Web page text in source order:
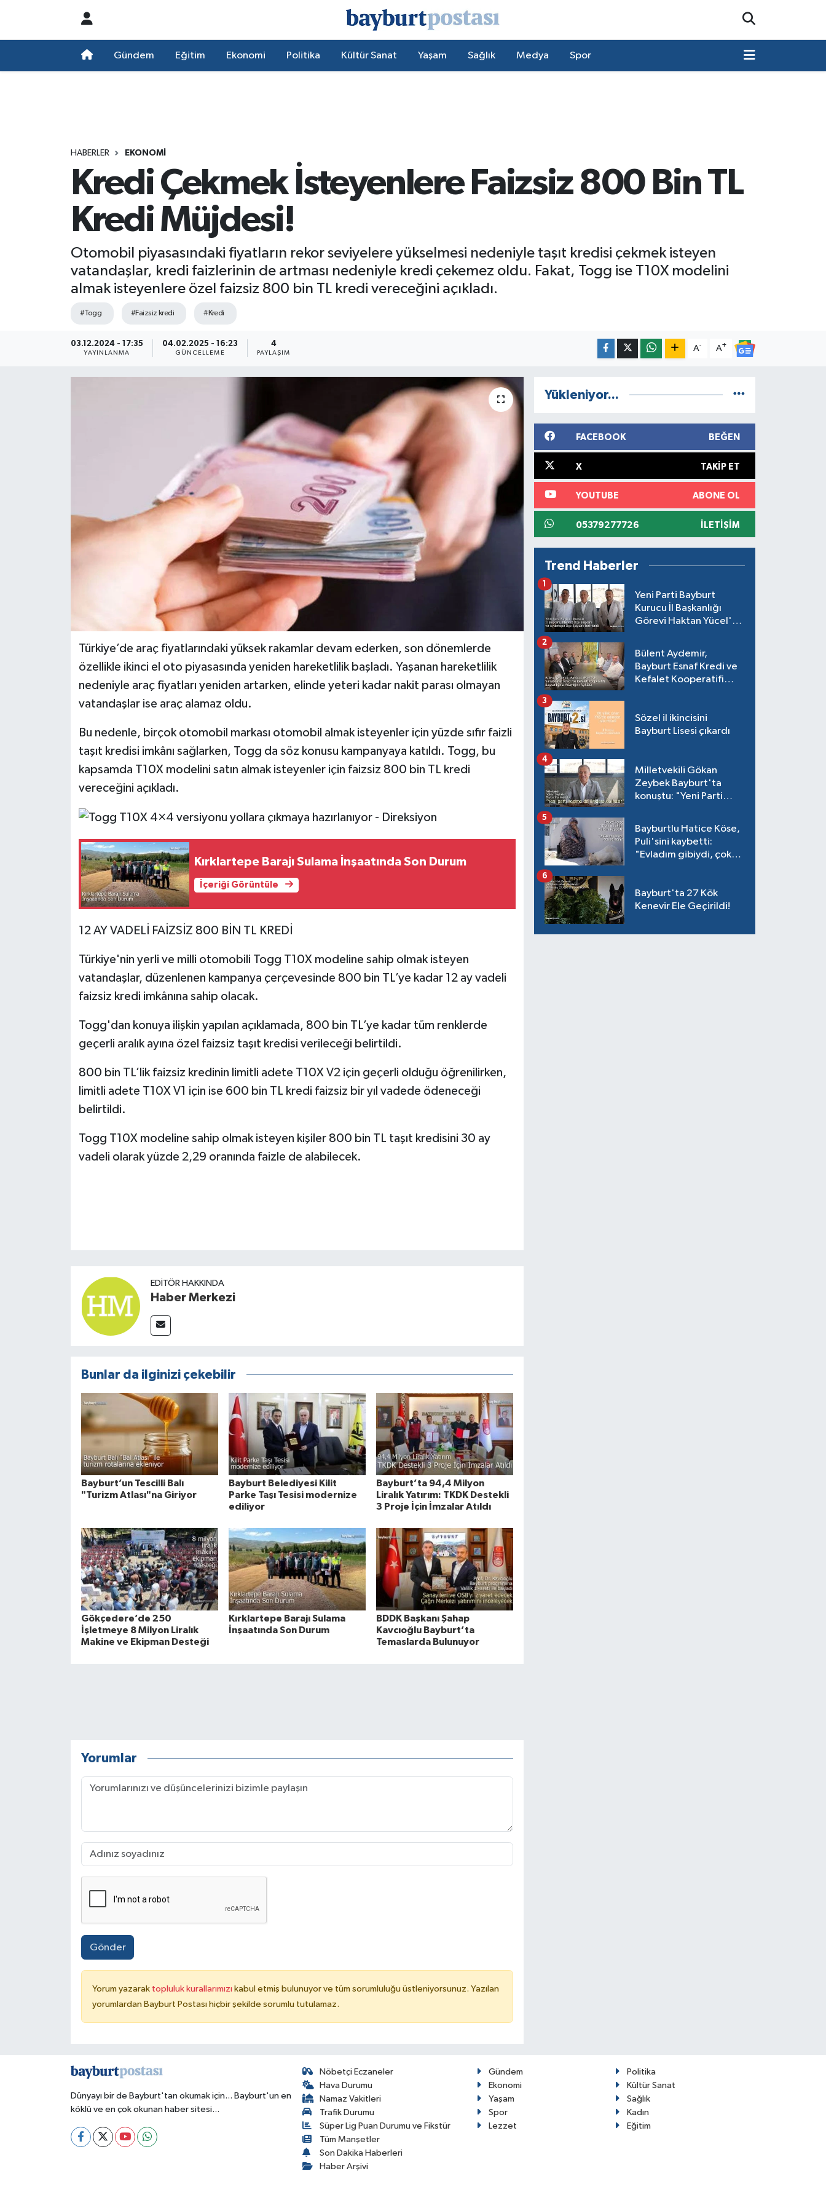
Gündem Eğitim Ekonomi Politika Kültür Sanat Yaşam Sağlık Medya Spor
HABERLER EKONOMI
Kredi Çekmek İsteyenlere Faizsiz 800 Bin TL
Kredi Müjdesi!
Otomobil piyasasındaki fiyatların rekor seviyelere yükselmesi nedeniyle taşıt kredisi çekmek isteyen
vatandaşlar, kredi faizlerinin de artması nedeniyle kredi çekemez oldu. Fakat, Togg ise T10X modelini
almak isteyenlere özel faizsiz 800 bin TL kredi vereceğini açıkladı.
#Togg #Faizsiz kredi #Kredi
03.12.2024 - 17:35
YAYINLANMA
04.02.2025 - 16:23
GÜNCELLEME
4
PAYLAŞIM
A- A+
Türkiye’de araç fiyatlarındaki yüksek rakamlar devam ederken, son dönemlerde
özellikle ikinci el oto piyasasında yeniden hareketlilik başladı. Yaşanan hareketlilik
nedeniyle araç fiyatları yeniden artarken, elinde yeteri kadar nakit parası olmayan
vatandaşlar ise araç alamaz oldu.
Bu nedenle, birçok otomobil markası otomobil almak isteyenler için yüzde sıfır faizli
taşıt kredisi imkânı sağlarken, Togg da söz konusu kampanyaya katıldı. Togg, bu
kapsamda T10X modelini satın almak isteyenler için faizsiz 800 bin TL kredi
vereceğini açıkladı.
Kırklartepe Barajı Sulama İnşaatında Son Durum
İçeriği Görüntüle
12 AY VADELİ FAİZSİZ 800 BİN TL KREDİ
Türkiye'nin yerli ve milli otomobili Togg T10X modeline sahip olmak isteyen
vatandaşlar, düzenlenen kampanya çerçevesinde 800 bin TL’ye kadar 12 ay vadeli
faizsiz kredi imkânına sahip olacak.
Togg'dan konuya ilişkin yapılan açıklamada, 800 bin TL’ye kadar tüm renklerde
geçerli aralık ayına özel faizsiz taşıt kredisi verileceği belirtildi.
800 bin TL’lik faizsiz kredinin limitli adete T10X V2 için geçerli olduğu öğrenilirken,
limitli adete T10X V1 için ise 600 bin TL kredi faizsiz bir yıl vadede ödeneceği
belirtildi.
Togg T10X modeline sahip olmak isteyen kişiler 800 bin TL taşıt kredisini 30 ay
vadeli olarak yüzde 2,29 oranında faizle de alabilecek.
EDITÖR HAKKINDA
Haber Merkezi
Bunlar da ilginizi çekebilir
Bayburt’un Tescilli Balı
"Turizm Atlası"na Giriyor
Bayburt Belediyesi Kilit
Parke Taşı Tesisi modernize
ediliyor
Bayburt’ta 94,4 Milyon
Liralık Yatırım: TKDK Destekli
3 Proje İçin İmzalar Atıldı
Gökçedere’de 250
İşletmeye 8 Milyon Liralık
Makine ve Ekipman Desteği
Kırklartepe Barajı Sulama
İnşaatında Son Durum
BDDK Başkanı Şahap
Kavcıoğlu Bayburt’ta
Temaslarda Bulunuyor
Yorumlar
Gönder
Yorum yazarak topluluk kurallarımızı kabul etmiş bulunuyor ve tüm sorumluluğu üstleniyorsunuz. Yazılan
yorumlardan Bayburt Postası hiçbir şekilde sorumlu tutulamaz.
Yükleniyor...
FACEBOOK BEĞEN
X TAKIP ET
YOUTUBE ABONE OL
05379277726 İLETIŞIM
Trend Haberler
Yeni Parti Bayburt
Kurucu İl Başkanlığı
Görevi Haktan Yücel'e
1
Bülent Aydemir,
Bayburt Esnaf Kredi ve
Kefalet Kooperatifi
2
Sözel il ikincisini
Bayburt Lisesi çıkardı
3
Milletvekili Gökan
Zeybek Bayburt'ta
konuştu: "Yeni Parti
4
Bayburtlu Hatice Köse,
Puli'sini kaybetti:
"Evladım gibiydi, çok
5
Bayburt'ta 27 Kök
Kenevir Ele Geçirildi!
6
Dünyayı bir de Bayburt'tan okumak için... Bayburt'un en
köklü ve en çok okunan haber sitesi...
Nöbetçi Eczaneler
Hava Durumu
Namaz Vakitleri
Trafik Durumu
Süper Lig Puan Durumu ve Fikstür
Tüm Manşetler
Son Dakika Haberleri
Haber Arşivi
Gündem
Politika
Ekonomi
Kültür Sanat
Yaşam
Sağlık
Spor
Kadın
Lezzet
Eğitim
Süper Lig Puan Durumu ve Fikstür
Son Dakika Haberleri
Haber Arşivi